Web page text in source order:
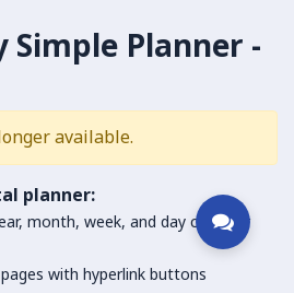
Planner -
available.
planner:
month, week, and day calendar
with hyperlink buttons